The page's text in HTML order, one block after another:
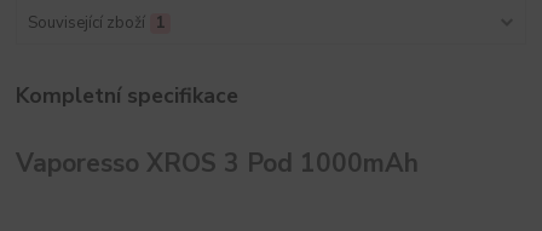
Související zboží 1
Kompletní specifikace
Vaporesso XROS 3 Pod 1000mAh